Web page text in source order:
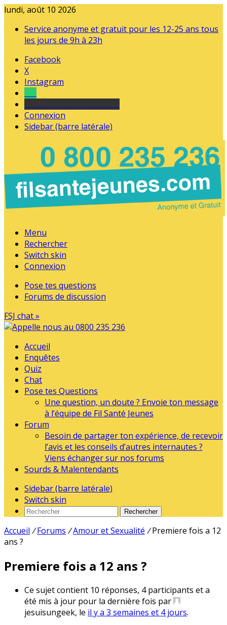
lundi, août 10 2026
Service anonyme et gratuit pour les 12-25 ans tous
les jours de 9h à 23h
Facebook
X
Instagram
Connexion
Sidebar (barre latérale)
Menu
Rechercher
Switch skin
Connexion
Pose tes questions
Forums de discussion
FSJ chat »
Accueil
Enquêtes
Quiz
Chat
Pose tes Questions
Une question, un doute ? Envoie ton message
à l’équipe de Fil Santé Jeunes
Forum
Besoin de partager ton expérience, de recevoir
l’avis et les conseils d’autres internautes ?
Viens échanger sur nos forums
Sourds & Malentendants
Sidebar (barre latérale)
Switch skin
Rechercher
Accueil / Forums /Amour et Sexualité / Premiere fois a 12
ans ?
Premiere fois a 12 ans ?
Ce sujet contient 10 réponses, 4 participants et a
été mis à jour pour la dernière fois par
jesuisungeek, le il y a 3 semaines et 4 jours.